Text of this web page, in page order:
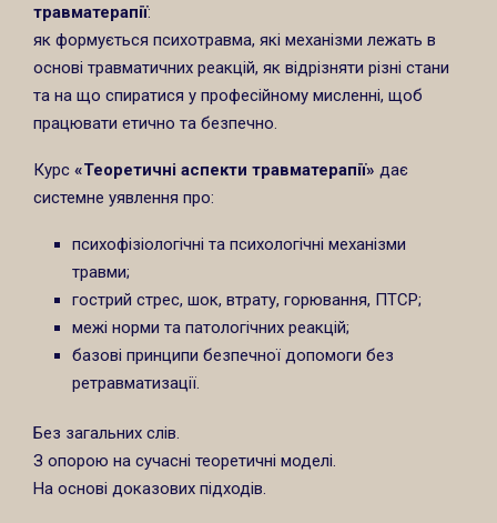
травматерапії:
як формується психотравма, які механізми лежать в
основі травматичних реакцій, як відрізняти різні стани
та на що спиратися у професійному мисленні, щоб
працювати етично та безпечно.
Курс «Теоретичні аспекти травматерапії» дає
системне уявлення про:
психофізіологічні та психологічні механізми
травми;
гострий стрес, шок, втрату, горювання, ПТСР;
межі норми та патологічних реакцій;
базові принципи безпечної допомоги без
ретравматизації.
Без загальних слів.
З опорою на сучасні теоретичні моделі.
На основі доказових підходів.